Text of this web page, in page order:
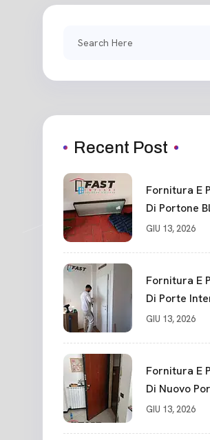
Recent Post
Fornitura E
Di Portone
Misura In
Punti La
GIU 13, 2026
Fornitura E
Di Porte
GIU 13, 2026
Fornitura E
Di Nuovo
La Spezia
GIU 13, 2026